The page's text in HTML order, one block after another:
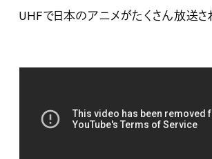
UHFで日本のアニメがたくさん放送さ